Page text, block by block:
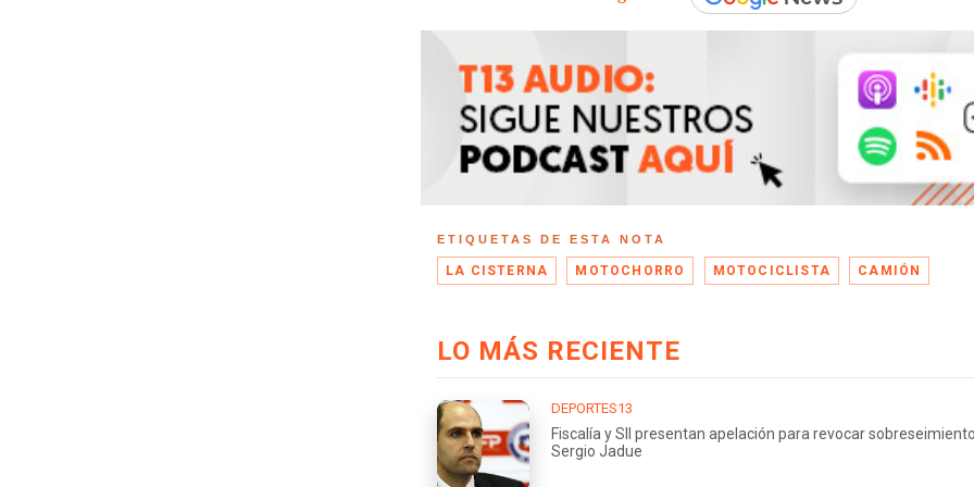
ETIQUETAS DE ESTA NOTA
LA CISTERNA MOTOCHORRO MOTOCICLISTA CAMIÓN
LO MÁS RECIENTE
DEPORTES13
Fiscalía y SII presentan apelación para revocar
Sergio Jadue